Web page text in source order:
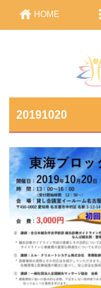
HOME
20191020